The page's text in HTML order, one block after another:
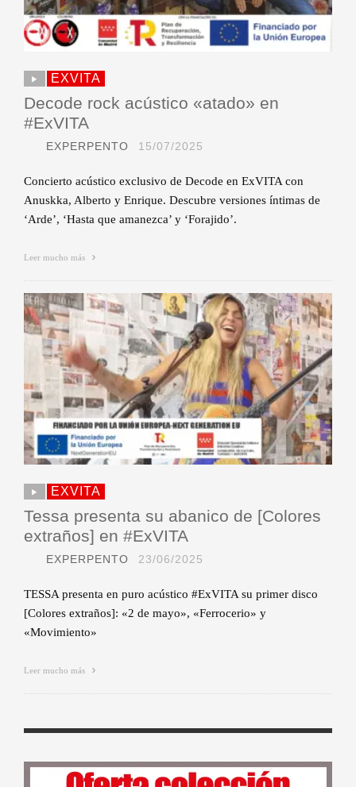
EXVITA
Decode rock acústico «atado» en
#ExVITA
EXPERPENTO 15/07/2025
Concierto acústico exclusivo de Decode en ExVITA con
Anuskka, Alberto y Enrique. Descubre versiones íntimas de
‘Arde’, ‘Hasta que amanezca’ y ‘Forajido’.
Leer mucho más
EXVITA
Tessa presenta su abanico de [Colores
extraños] en #ExVITA
EXPERPENTO 23/06/2025
TESSA presenta en puro acústico #ExVITA su primer disco
[Colores extraños]: «2 de mayo», «Ferrocerio» y
«Movimiento»
Leer mucho más